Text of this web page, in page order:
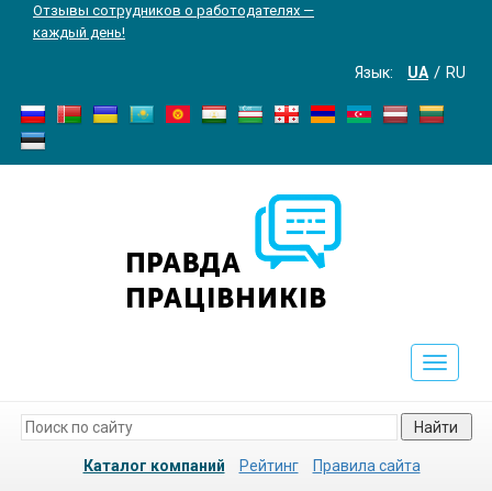
Отзывы сотрудников о работодателях —
каждый день!
Язык: UA RU
Toggle
Найти
Каталог компаний Рейтинг Правила сайта